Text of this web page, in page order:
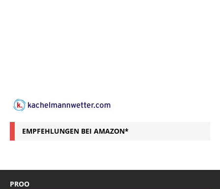
EMPFEHLUNGEN BEI AMAZON*
PROO